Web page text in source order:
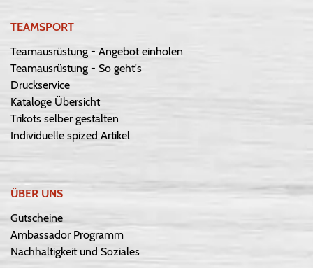
TEAMSPORT
Teamausrüstung - Angebot einholen
Teamausrüstung - So geht's
Druckservice
Kataloge Übersicht
Trikots selber gestalten
Individuelle spized Artikel
ÜBER UNS
Gutscheine
Ambassador Programm
Nachhaltigkeit und Soziales